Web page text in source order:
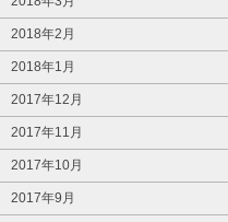
2018年2月
2018年1月
2017年12月
2017年11月
2017年10月
2017年9月